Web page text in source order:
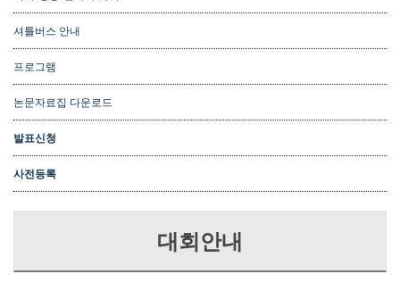
셔틀버스 안내
프로그램
논문자료집 다운로드
발표신청
사전등록
대회안내